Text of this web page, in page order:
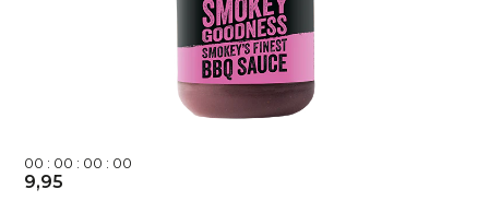
00 : 00 : 00 : 00
9,95